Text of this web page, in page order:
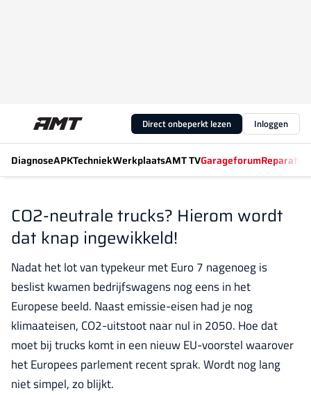
Direct onbeperkt lezen Inloggen
DiagnoseAPKTechniekWerkplaatsAMT TVGarageforum
CO2-neutrale trucks? Hierom wordt
dat knap ingewikkeld!
Nadat het lot van typekeur met Euro 7 nagenoeg is
beslist kwamen bedrijfswagens nog eens in het
Europese beeld. Naast emissie-eisen had je nog
klimaateisen, CO2-uitstoot naar nul in 2050. Hoe dat
moet bij trucks komt in een nieuw EU-voorstel waarover
het Europees parlement recent sprak. Wordt nog lang
niet simpel, zo blijkt.